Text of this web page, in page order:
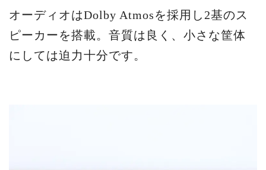
オーディオはDolby Atmosを採用し2基のス
ピーカーを搭載。音質は良く、小さな筐体
にしては迫力十分です。